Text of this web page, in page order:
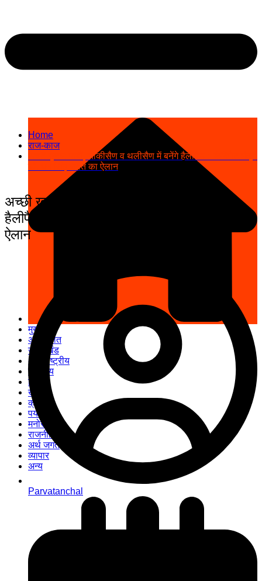
मुख पृष्ठ
अपनी बात
उत्तराखंड
अंतरराष्ट्रीय
स्वास्थ्य
शिक्षा
खेल
क्राइम
पर्यटन
मनोरंजन
राजनीति
अर्थ जगत
व्यापार
अन्य
Home
राज-काज
अच्छी ख़बर: पाबौं, चाकीसैण व थलीसैण में बनेंगे हैलीपैड : कैबिनेट मंत्री
डॉ. धन सिंह रावत का ऐलान
अच्छी ख़बर: पाबौं, चाकीसैण व थलीसैण में बनेंगे
हैलीपैड : कैबिनेट मंत्री डॉ. धन सिंह रावत का
ऐलान
Parvatanchal